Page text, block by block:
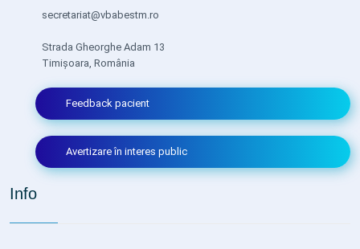
secretariat@vbabestm.ro
Strada Gheorghe Adam 13
Timișoara, România
Feedback pacient
Avertizare în interes public
Info